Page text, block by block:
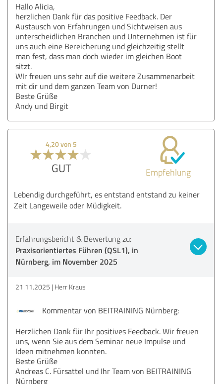
Hallo Alicia,
herzlichen Dank für das positive Feedback. Der
Austausch von Erfahrungen und Sichtweisen aus
unterscheidlichen Branchen und Unternehmen ist für
uns auch eine Bereicherung und gleichzeitig stellt
man fest, dass man doch wieder im gleichen Boot
sitzt.
WIr freuen uns sehr auf die weitere Zusammenarbeit
mit dir und dem ganzen Team von Durner!
Beste Grüße
Andy und Birgit
4,20 von 5
GUT Empfehlung
Lebendig durchgeführt, es entstand entstand zu keiner
Zeit Langeweile oder Müdigkeit.
Erfahrungsbericht & Bewertung zu:
Praxisorientiertes Führen (QSL1), in
Nürnberg, im November 2025
21.11.2025 Herr Kraus
Kommentar von BEITRAINING Nürnberg:
Herzlichen Dank für Ihr positives Feedback. Wir freuen
uns, wenn Sie aus dem Seminar neue Impulse und
Ideen mitnehmen konnten.
Beste Grüße
Andreas C. Fürsattel und Ihr Team von BEITRAINING
Nürnberg